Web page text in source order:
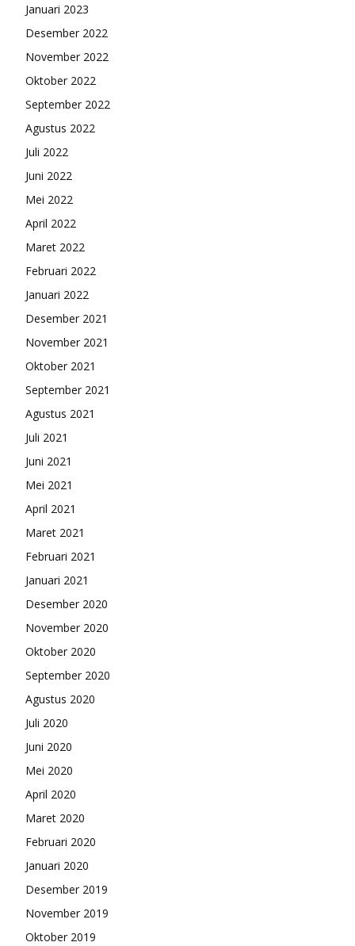
Januari 2023
Desember 2022
November 2022
Oktober 2022
September 2022
Agustus 2022
Juli 2022
Juni 2022
Mei 2022
April 2022
Maret 2022
Februari 2022
Januari 2022
Desember 2021
November 2021
Oktober 2021
September 2021
Agustus 2021
Juli 2021
Juni 2021
Mei 2021
April 2021
Maret 2021
Februari 2021
Januari 2021
Desember 2020
November 2020
Oktober 2020
September 2020
Agustus 2020
Juli 2020
Juni 2020
Mei 2020
April 2020
Maret 2020
Februari 2020
Januari 2020
Desember 2019
November 2019
Oktober 2019